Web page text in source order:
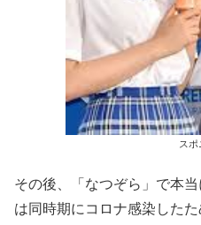
スポ
その後、「なつぞら」で本
は同時期にコロナ感染した